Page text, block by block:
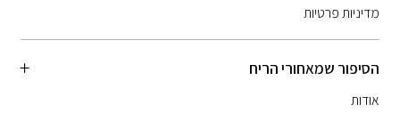
מדיניות פרטיות
הסיפור שמאחורי הריח
אודות